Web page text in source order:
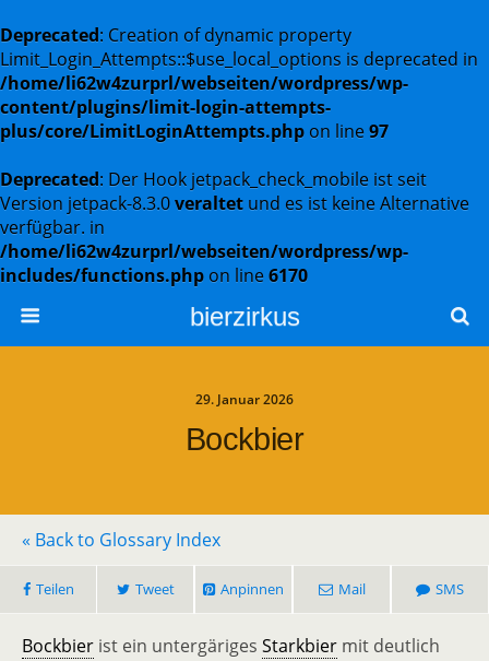
Deprecated: Creation of dynamic property
Limit_Login_Attempts::$use_local_options is deprecated in
/home/li62w4zurprl/webseiten/wordpress/wp-
content/plugins/limit-login-attempts-
plus/core/LimitLoginAttempts.php on line97
Deprecated: Der Hook jetpack_check_mobile ist seit
Version jetpack-8.3.0veraltet und es ist keine Alternative
verfügbar. in
/home/li62w4zurprl/webseiten/wordpress/wp-
includes/functions.php on line6170
bierzirkus
29. Januar 2026
Bockbier
« Back to Glossary Index
Teilen Tweet Anpinnen Mail SMS
Bockbier ist ein untergäriges Starkbier mit deutlich